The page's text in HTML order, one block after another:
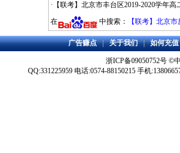
· 【联考】北京市丰台区2019-2020学年
在
中搜索： 【联考】北京
广告赚点|关于我们|如何充值
浙ICP备09050752号 ©
QQ:331225959 电话:0574-88150215 手机